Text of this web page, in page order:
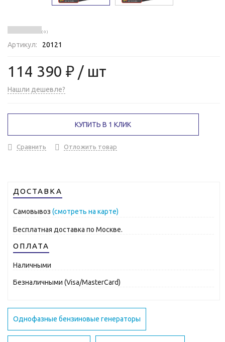
( 0 )
Артикул: 20121
114 390 ₽ / шт
Нашли дешевле?
КУПИТЬ В 1 КЛИК
Сравнить Отложить товар
ДОСТАВКА
Самовывоз (смотреть на карте)
Бесплатная доставка по Москве.
ОПЛАТА
Наличными
Безналичными (Visa/MasterCard)
Однофазные бензиновые генераторы